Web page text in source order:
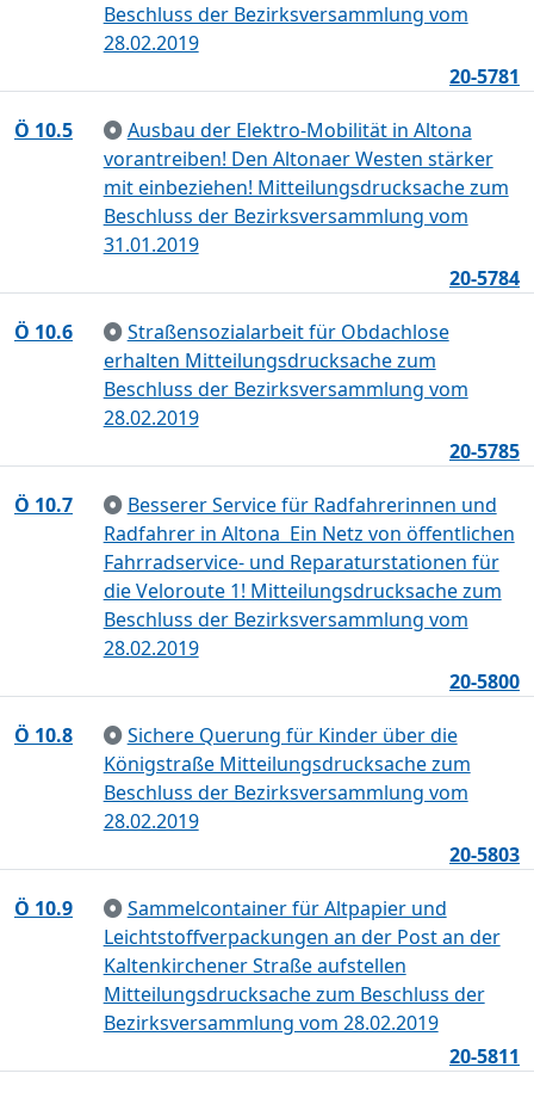
Beschluss der Bezirksversammlung vom
28.02.2019
20-5781
Ö 10.5
Ausbau der Elektro-Mobilität in Altona
vorantreiben! Den Altonaer Westen stärker
mit einbeziehen! Mitteilungsdrucksache zum
Beschluss der Bezirksversammlung vom
31.01.2019
20-5784
Ö 10.6
Straßensozialarbeit für Obdachlose
erhalten Mitteilungsdrucksache zum
Beschluss der Bezirksversammlung vom
28.02.2019
20-5785
Ö 10.7
Besserer Service für Radfahrerinnen und
Radfahrer in Altona  Ein Netz von öffentlichen
Fahrradservice- und Reparaturstationen für
die Veloroute 1! Mitteilungsdrucksache zum
Beschluss der Bezirksversammlung vom
28.02.2019
20-5800
Ö 10.8
Sichere Querung für Kinder über die
Königstraße Mitteilungsdrucksache zum
Beschluss der Bezirksversammlung vom
28.02.2019
20-5803
Ö 10.9
Sammelcontainer für Altpapier und
Leichtstoffverpackungen an der Post an der
Kaltenkirchener Straße aufstellen
Mitteilungsdrucksache zum Beschluss der
Bezirksversammlung vom 28.02.2019
20-5811